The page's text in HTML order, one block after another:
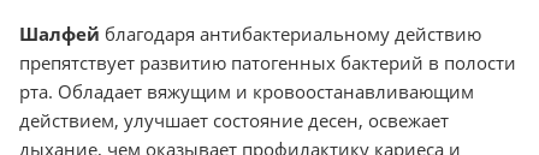
Шалфей благодаря антибактериальному действию
препятствует развитию патогенных бактерий в полости
рта. Обладает вяжущим и кровоостанавливающим
действием, улучшает состояние десен, освежает
дыхание, чем оказывает профилактику кариеса и